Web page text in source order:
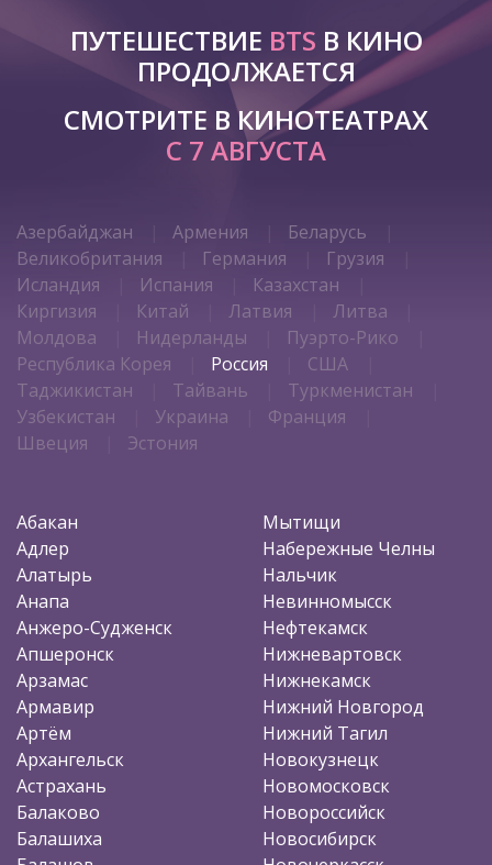
ПУТЕШЕСТВИЕ BTS В КИНО
ПРОДОЛЖАЕТСЯ
СМОТРИТЕ В КИНОТЕАТРАХ
С 7 АВГУСТА
Азербайджан Армения
Беларусь
Великобритания
Германия
Грузия
Исландия
Испания
Казахстан
Киргизия
Китай Латвия
Литва
Молдова
Нидерланды
Пуэрто-Рико
Республика Корея
Россия
США
Таджикистан
Тайвань
Туркменистан
Узбекистан
Украина
Франция
Швеция
Эстония
Абакан
Адлер
Алатырь
Анапа
Анжеро-Судженск
Апшеронск
Арзамас
Армавир
Артём
Архангельск
Астрахань
Балаково
Балашиха
Мытищи
Набережные Челны
Нальчик
Невинномысск
Нефтекамск
Нижневартовск
Нижнекамск
Нижний Новгород
Нижний Тагил
Новокузнецк
Новомосковск
Новороссийск
Новосибирск